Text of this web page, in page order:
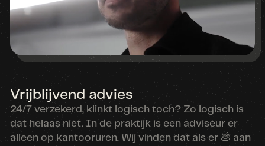
Vrijblijvend advies
24/7 verzekerd, klinkt logisch toch? Zo logisch is
dat helaas niet. In de praktijk is een adviseur er
alleen op kantooruren. Wij vinden dat als er 💩 aan